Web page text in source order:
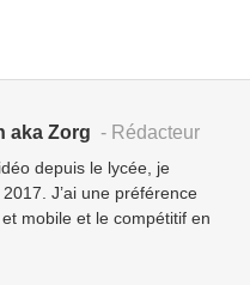
aka Zorg - Rédacteur
depuis le lycée, je
J’ai une préférence
mobile et le compétitif en